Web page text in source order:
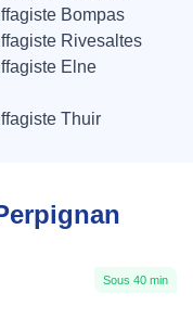
Bompas
Rivesaltes
Elne
Thuir
Sous 40 min